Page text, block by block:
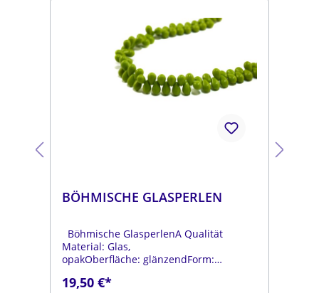
BÖHMISCHE GLASPERLEN
Böhmische GlasperlenA Qualität
Material: Glas,
opakOberfläche: glänzendForm:
moosgrünDurchmesser: ca. 6 mmLänge:
19,50 €*